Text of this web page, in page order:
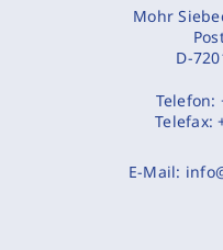
Mohr
D-
Telefon:
Telefax:
E-Mail: